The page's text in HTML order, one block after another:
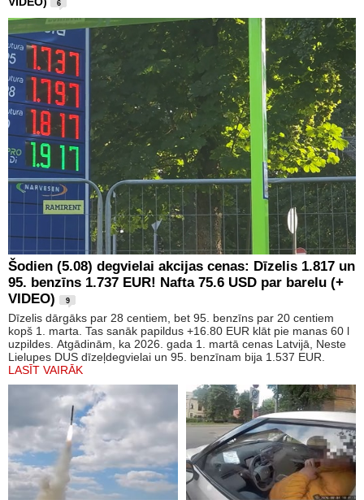
6
Šodien (5.08) degvielai akcijas cenas: Dīzelis 1.817 un
95. benzīns 1.737 EUR! Nafta 75.6 USD par barelu (+
VIDEO)
9
Dīzelis dārgāks par 28 centiem, bet 95. benzīns par 20 centiem
kopš 1. marta. Tas sanāk papildus +16.80 EUR klāt pie manas 60 l
uzpildes. Atgādinām, ka 2026. gada 1. martā cenas Latvijā, Neste
Lielupes DUS dīzeļdegvielai un 95. benzīnam bija 1.537 EUR.
LASĪT VAIRĀK